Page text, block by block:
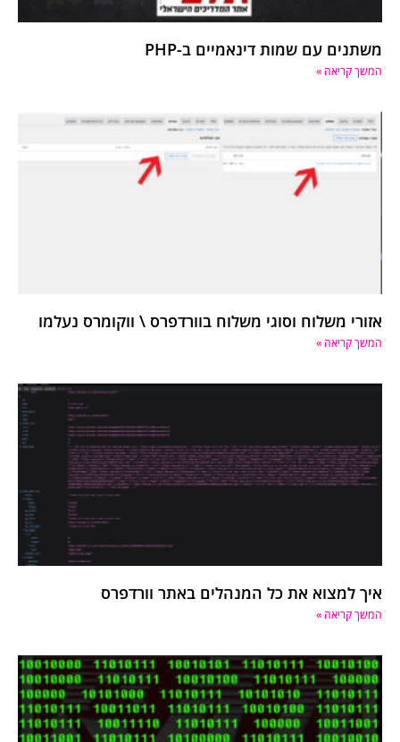
משתנים עם שמות דינאמיים ב-PHP
המשך קריאה »
אזורי משלוח וסוגי משלוח בוורדפרס \ ווקומרס נעלמו
המשך קריאה »
איך למצוא את כל המנהלים באתר וורדפרס
המשך קריאה »